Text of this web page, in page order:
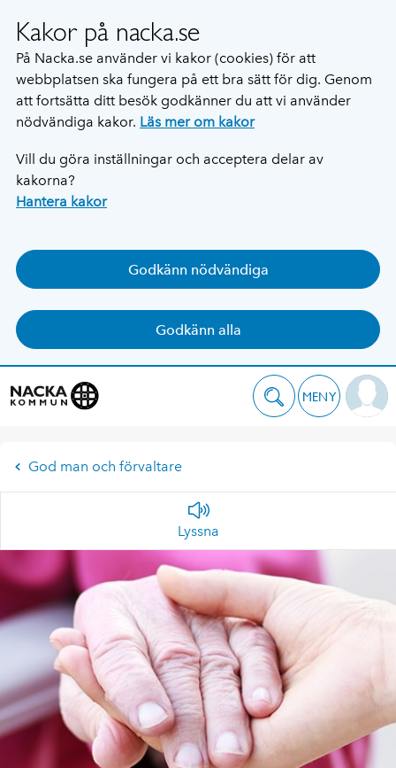
Kakor på nacka.se
På Nacka.se använder vi kakor (cookies) för att
webbplatsen ska fungera på ett bra sätt för dig. Genom
att fortsätta ditt besök godkänner du att vi använder
nödvändiga kakor. Läs mer om kakor
Vill du göra inställningar och acceptera delar av
kakorna?
Hantera kakor
Godkänn nödvändiga
Godkänn alla
MENY
God man och förvaltare
Lyssna